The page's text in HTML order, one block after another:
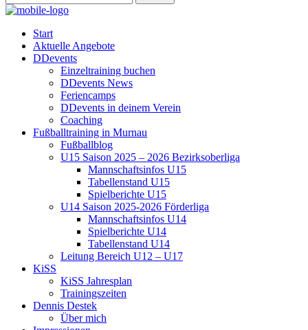
Start
Aktuelle Angebote
DDevents
Einzeltraining buchen
DDevents News
Feriencamps
DDevents in deinem Verein
Coaching
Fußballtraining in Murnau
Fußballblog
U15 Saison 2025 – 2026 Bezirksoberliga
Mannschaftsinfos U15
Tabellenstand U15
Spielberichte U15
U14 Saison 2025-2026 Förderliga
Mannschaftsinfos U14
Spielberichte U14
Tabellenstand U14
Leitung Bereich U12 – U17
KiSS
KiSS Jahresplan
Trainingszeiten
Dennis Destek
Über mich